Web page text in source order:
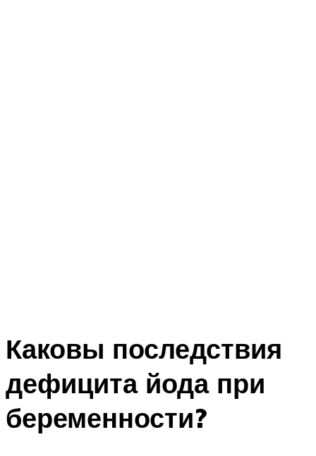
Каковы последствия
дефицита йода при
беременности?